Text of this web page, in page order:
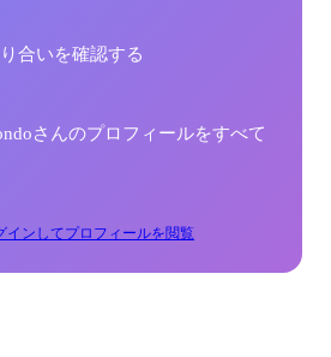
合いを確認する
さんのプロフィールをすべて
インしてプロフィールを閲覧